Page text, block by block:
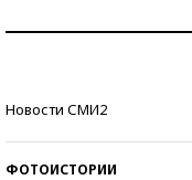
Новости СМИ2
ФОТОИСТОРИИ